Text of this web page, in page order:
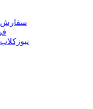
سفارش